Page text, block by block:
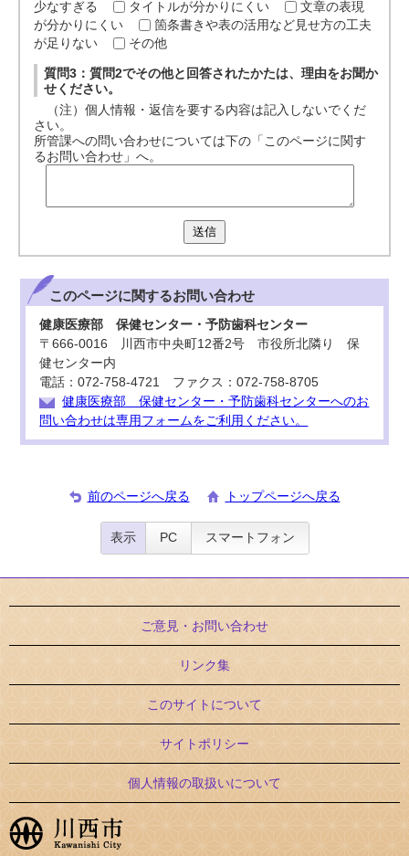
少なすぎる
タイトルが分かりにくい
文章の表現
が分かりにくい
箇条書きや表の活用など見せ方の工夫
が足りない
その他
質問3：質問2でその他と回答されたかたは、理由をお聞か
せください。
（注）個人情報・返信を要する内容は記入しないでくだ
さい。
所管課への問い合わせについては下の「このページに関す
るお問い合わせ」へ。
送信
このページに関するお問い合わせ
健康医療部 保健センター・予防歯科センター
〒666-0016 川西市中央町12番2号 市役所北隣り 保
健センター内
電話：072-758-4721 ファクス：072-758-8705
健康医療部 保健センター・予防歯科センターへのお
問い合わせは専用フォームをご利用ください。
前のページへ戻る トップページへ戻る
表示 PC スマートフォン
ご意見・お問い合わせ
リンク集
このサイトについて
サイトポリシー
個人情報の取扱いについて